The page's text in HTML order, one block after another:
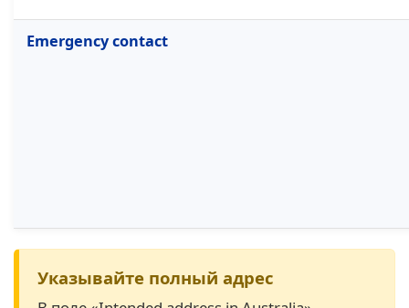
Emergency contact
Указывайте полный адрес